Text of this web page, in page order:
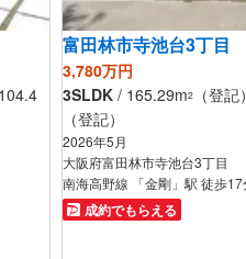
富田林市寺池台3丁目
3,780万円
3SLDK / 165.29m2
（登
（登記）
2026年5月
大阪府富田林市寺池台3丁目
南海高野線 「金剛」駅 徒歩17
成約でもらえる